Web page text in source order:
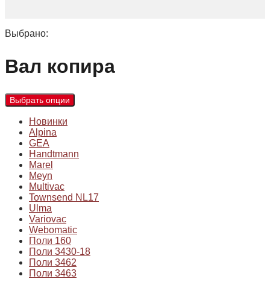
Выбрано:
Вал копира
Выбрать опции
Новинки
Alpina
GEA
Handtmann
Marel
Meyn
Multivac
Townsend NL17
Ulma
Variovac
Webomatic
Поли 160
Поли 3430-18
Поли 3462
Поли 3463